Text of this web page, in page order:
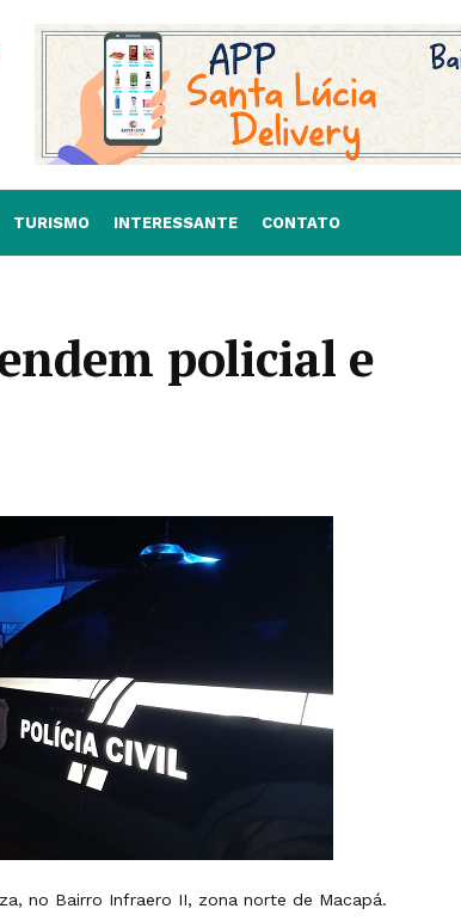
TURISMO INTERESSANTE CONTATO
policial e
no Bairro Infraero II, zona norte de Macapá.